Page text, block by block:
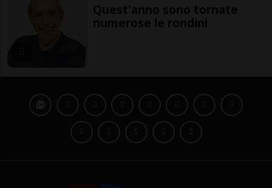
Quest'anno sono tornate
numerose le rondini